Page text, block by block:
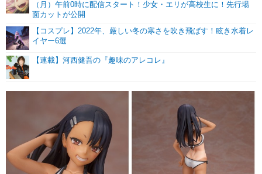
（月）午前0時に配信スタート！少女・エリが高校生に！先行場
面カットが公開
【コスプレ】2022年、厳しい冬の寒さを吹き飛ばす！眩き水着レ
イヤー6選
【連載】河西健吾の『趣味のアレコレ』